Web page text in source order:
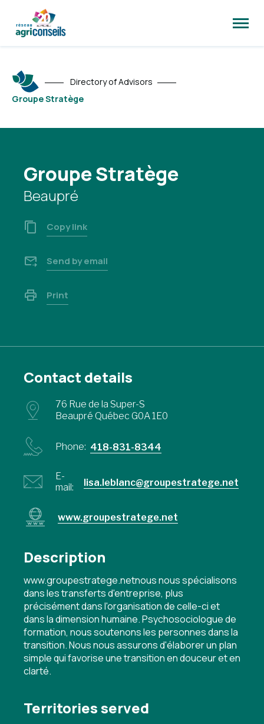
site
Directory of Advisors
Groupe Stratège
Groupe Stratège
Beaupré
Copy link
Send by email
Print
Contact details
76 Rue de la Super-S
Beaupré Québec G0A 1E0
Phone: 418-831-8344
E-
mail:
lisa.leblanc@groupestratege.net
www.groupestratege.net
Description
www.groupestratege.netnous nous spécialisons
dans les transferts d'entreprise, plus
précisément dans l'organisation de celle-ci et
dans la dimension humaine. Psychosociologue de
formation, nous soutenons les personnes dans la
transition. Nous nous assurons d'élaborer un plan
simple qui favorise une transition en douceur et en
clarté.
Territories served